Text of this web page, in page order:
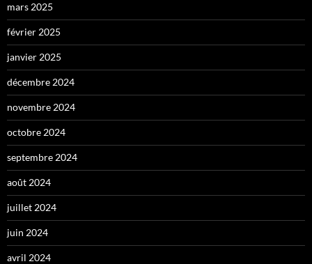
mars 2025
février 2025
janvier 2025
décembre 2024
novembre 2024
octobre 2024
septembre 2024
août 2024
juillet 2024
juin 2024
avril 2024